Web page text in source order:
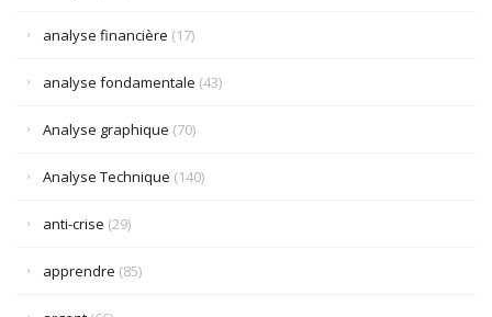
analyse financière (17)
analyse fondamentale (43)
Analyse graphique (70)
Analyse Technique (140)
anti-crise (29)
apprendre (85)